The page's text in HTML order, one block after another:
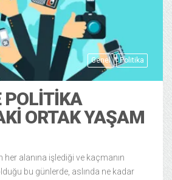
Genel Politika
POLİTİKA
ORTAK YAŞAM
her alanına işlediği ve kaçmanın
bu günlerde, aslında ne kadar